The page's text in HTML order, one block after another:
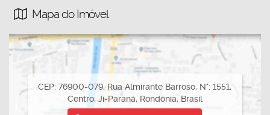
✅ 1 banheiro acessível (PNE)
com deficiência ou mobilidade reduzida;
✅1 banheiro feminino;
✅1 banheiro masculino
✅ Localização estratégica no Centro, com fácil acesso à BR,
facilitando o deslocamento de clientes, colaboradores e
fornecedores;
✅ Região com grande fluxo de pessoas e veículos, oferecendo
Mapa do Imóvel
CEP: 76900-079, Rua Almirante Barroso, N°: 1551,
Centro, Ji-Paraná, Rondônia, Brasil